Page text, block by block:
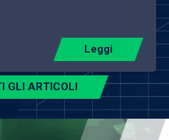
Leggi
GLI ARTICOLI